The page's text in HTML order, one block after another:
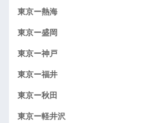
東京ー熱海
東京ー盛岡
東京ー神戸
東京ー福井
東京ー秋田
東京ー軽井沢